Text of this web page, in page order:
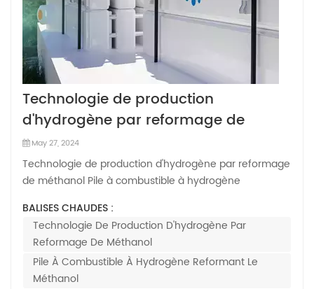
Technologie de production
d'hydrogène par reformage de
méthanol
May 27, 2024
Technologie de production d'hydrogène par reformage
de méthanol Pile à combustible à hydrogène
méthanol comme carburant, convertit une solution
aqueuse de méthanol en mélange d'hydrogène via un
reformeur et produit de l'énergie électrique d...
BALISES CHAUDES :
Technologie De Production D'hydrogène Par
Reformage De Méthanol
Pile À Combustible À Hydrogène Reformant Le
Méthanol